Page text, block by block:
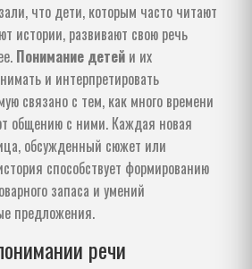
что дети, которым часто читают
истории, развивают свою речь
Понимание детей и их
и интерпретировать
связано с тем, как много времени
общению с ними. Каждая новая
обсужденный сюжет или
способствует формированию
запаса и умений
предложения.
речи